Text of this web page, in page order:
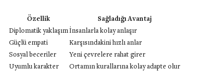
Özellik
Sağladığı Avantaj
Diplomatik yaklaşımİnsanlarla kolay anlaşır
Güçlü empati
Karşısındakini hızlı anlar
Sosyal beceriler
Yeni çevrelere rahat girer
Uyumlu karakter
Ortamın kurallarına kolay adapte olur